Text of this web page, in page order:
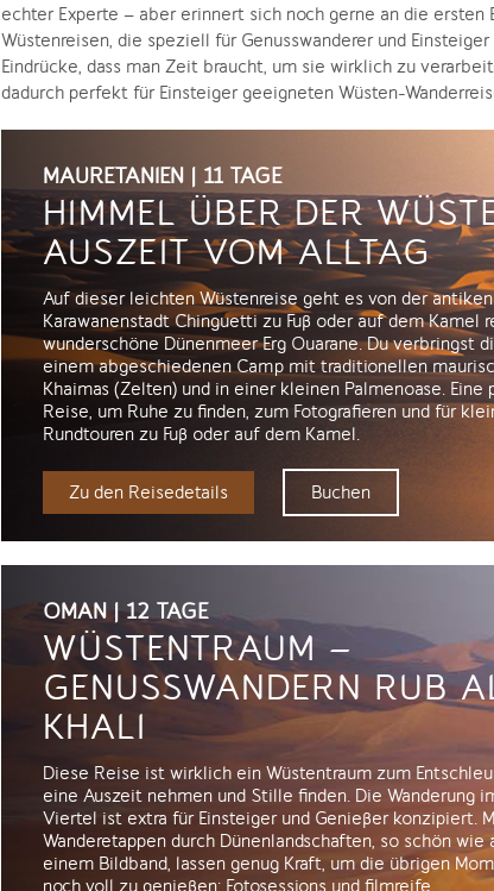
echter Experte – aber erinnert sich noch gerne an die ersten
Wüstenreisen, die speziell für Genusswanderer und
Eindrücke, dass man Zeit braucht, um sie wirklich zu
dadurch perfekt für Einsteiger geeigneten Wüsten-
MAURETANIEN | 11 TAGE
HIMMEL ÜBER DER
AUSZEIT VOM ALLTAG
Auf dieser leichten Wüstenreise geht es von der antiken
Karawanenstadt Chinguetti zu Fuß oder auf dem Kamel
wunderschöne Dünenmeer Erg Ouarane. Du verbringst
einem abgeschiedenen Camp mit traditionellen
Khaimas (Zelten) und in einer kleinen Palmenoase. Eine
Reise, um Ruhe zu finden, zum Fotografieren und für
Rundtouren zu Fuß oder auf dem Kamel.
Zu den Reisedetails Buchen
OMAN | 12 TAGE
WÜSTENTRAUM –
GENUSSWANDERN RUB
KHALI
Diese Reise ist wirklich ein Wüstentraum zum
eine Auszeit nehmen und Stille finden. Die Wanderung
Viertel ist extra für Einsteiger und Genießer konzipiert.
Wanderetappen durch Dünenlandschaften, so schön wie
einem Bildband, lassen genug Kraft, um die übrigen
noch voll zu genießen: Fotosessions und filmreife